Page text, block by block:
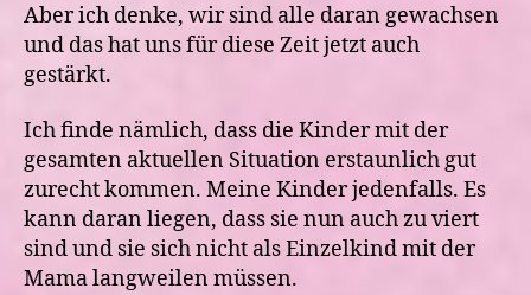
Aber ich denke, wir sind alle daran gewachsen
und das hat uns für diese Zeit jetzt auch
gestärkt.
Ich finde nämlich, dass die Kinder mit der
gesamten aktuellen Situation erstaunlich gut
zurecht kommen. Meine Kinder jedenfalls. Es
kann daran liegen, dass sie nun auch zu viert
sind und sie sich nicht als Einzelkind mit der
Mama langweilen müssen.